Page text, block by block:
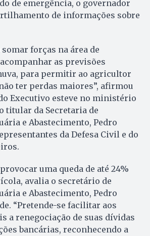
de emergência, o governador
de informações sobre
forças na área de
as previsões
para permitir ao agricultor
ter perdas maiores”, afirmou
Executivo esteve no ministério
titular da Secretaria de
e Abastecimento, Pedro
da Defesa Civil e do
uma queda de até 24%
avalia o secretário de
e Abastecimento, Pedro
“Pretende-se facilitar aos
a renegociação de suas dívidas
bancárias, reconhecendo a